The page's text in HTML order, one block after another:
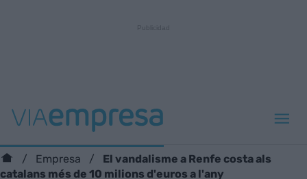
Empresa
El vandalisme a Renfe costa als
catalans més de 10 milions d'euros a l'any